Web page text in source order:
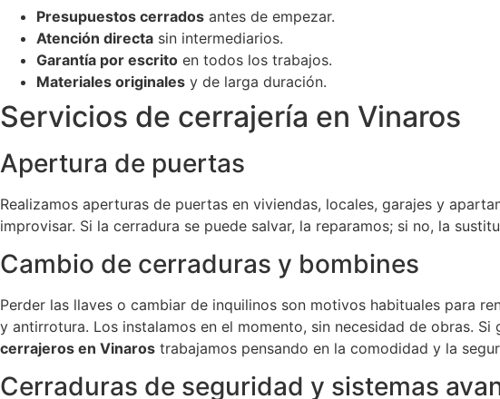
Presupuestos cerrados antes de empezar.
Atención directa sin intermediarios.
Garantía por escrito en todos los trabajos.
Materiales originales y de larga duración.
Servicios de cerrajería en Vinaros
Apertura de puertas
Realizamos aperturas de puertas en viviendas, locales, garajes y
improvisar. Si la cerradura se puede salvar, la reparamos; si no, la
Cambio de cerraduras y bombines
Perder las llaves o cambiar de inquilinos son motivos habituales para
y antirrotura. Los instalamos en el momento, sin necesidad de obras.
cerrajeros en Vinaros trabajamos pensando en la comodidad y la
Cerraduras de seguridad y sistemas